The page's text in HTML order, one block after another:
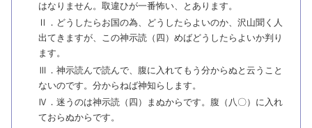
はなりません。取違ひが一番怖い、とあります。
Ⅱ．どうしたらお国の為、どうしたらよいのか、沢山聞く人
出てきますが、この神示読（四）めばどうしたらよいか判り
ます。
Ⅲ．神示読んで読んで、腹に入れてもう分からぬと云うこと
ないのです。分からねば神知らします。
Ⅳ．迷うのは神示読（四）まぬからです。腹（八〇）に入れ
ておらぬからです。